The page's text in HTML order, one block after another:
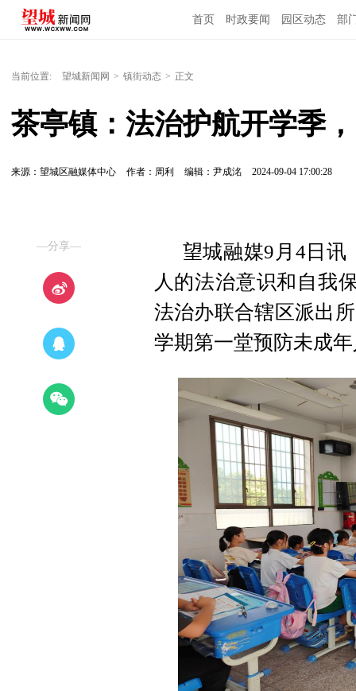
首页 时政要闻 园区动态 部
当前位置: 望城新闻网 > 镇街动态 > 正文
茶亭镇：法治护航开学季
来源：望城区融媒体中心 作者：周利 编辑：尹成洺 2024-09-04 17:00:28
—分享—
望城融媒9月4日讯
人的法治意识和自我
法治办联合辖区派出
学期第一堂预防未成